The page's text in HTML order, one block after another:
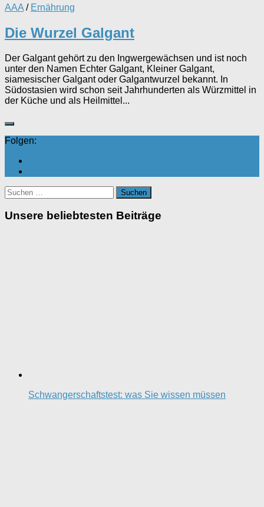
AAA / Ernährung
Die Wurzel Galgant
Der Galgant gehört zu den Ingwergewächsen und ist noch
unter den Namen Echter Galgant, Kleiner Galgant,
siamesischer Galgant oder Galgantwurzel bekannt. In
Südostasien wird schon seit Jahrhunderten als Würzmittel in
der Küche und als Heilmittel...
Folgen:
Suchen
nach:
Unsere beliebtesten Beiträge
Schwangerschaftstest: was Sie wissen müssen